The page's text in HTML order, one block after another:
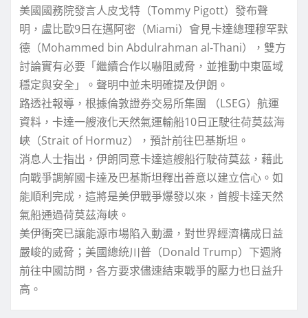
美國國務院發言人皮戈特（Tommy Pigott）發布聲
明，盧比歐9日在邁阿密（Miami）會見卡達總理穆罕默
德（Mohammed bin Abdulrahman al‑Thani），雙方
討論實有必要「繼續合作以嚇阻威脅，並推動中東區域
穩定與安全」。聲明中並未明確提及伊朗。
路透社報導，根據倫敦證券交易所集團 （LSEG）航運
資料，卡達一艘液化天然氣運輸船10日正駛往荷莫茲海
峽（Strait of Hormuz），預計前往巴基斯坦。
消息人士指出，伊朗同意卡達這艘船行駛荷莫茲，藉此
向戰爭調解國卡達及巴基斯坦釋出善意以建立信心。如
能順利完成，這將是美伊戰爭爆發以來，首艘卡達天然
氣船通過荷莫茲海峽。
美伊衝突已讓能源市場陷入動盪，對世界經濟構成日益
嚴峻的威脅；美國總統川普（Donald Trump）下週將
前往中國訪問，各方要求儘速結束戰爭的壓力也日益升
高。